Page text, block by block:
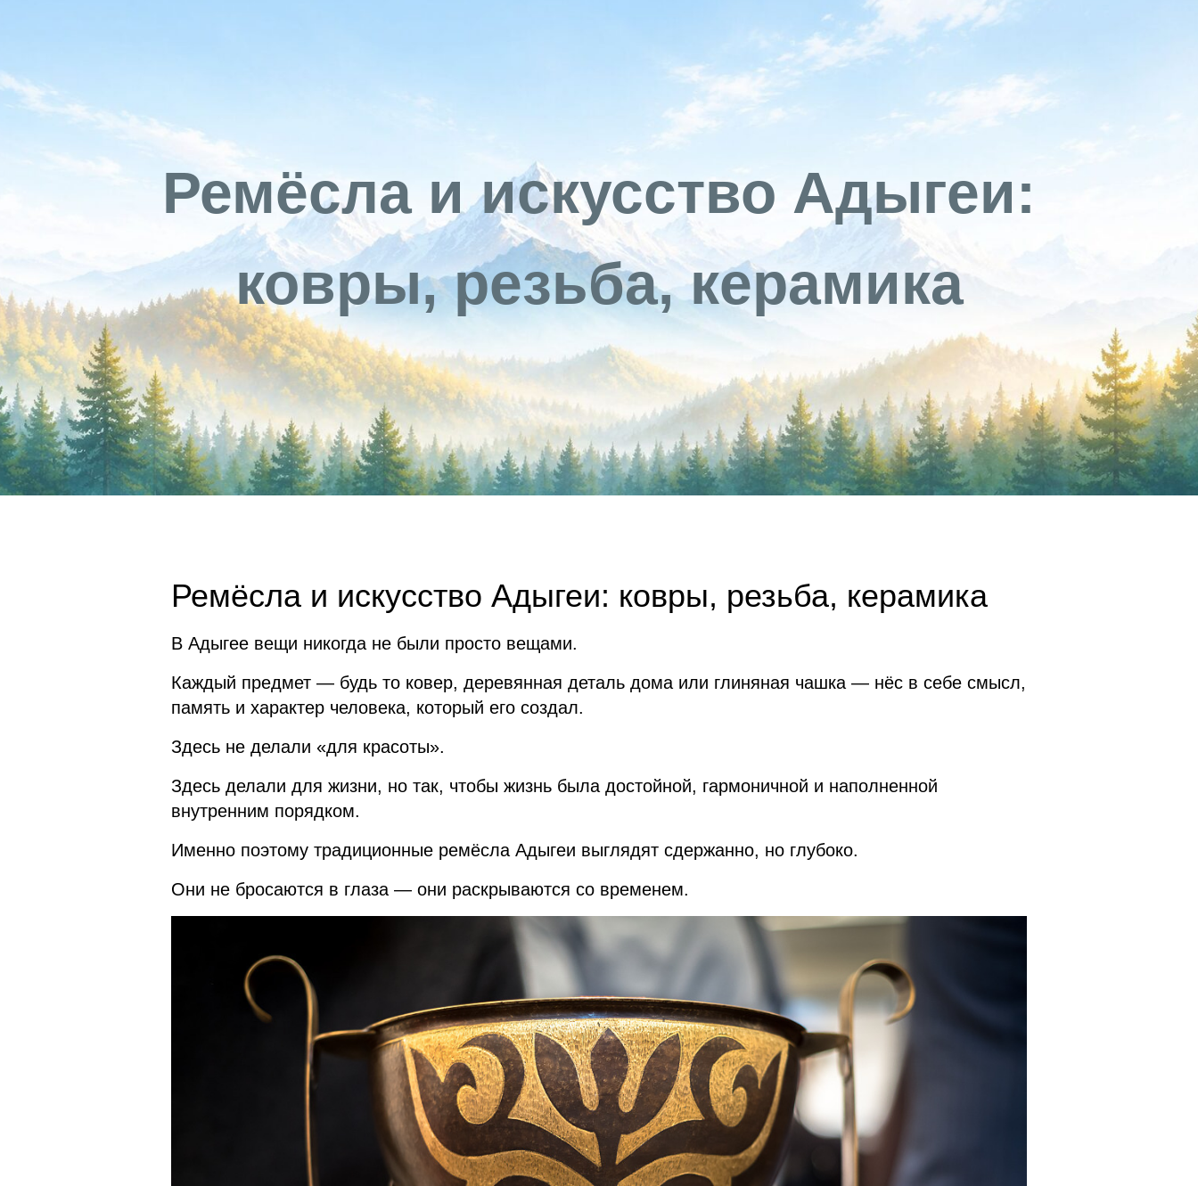
Ремёсла и искусство Адыгеи:
ковры, резьба, керамика
Ремёсла и искусство Адыгеи: ковры, резьба, керамика
В Адыгее вещи никогда не были просто вещами.
Каждый предмет — будь то ковер, деревянная деталь дома или глиняная чашка — нёс в себе смысл,
память и характер человека, который его создал.
Здесь не делали «для красоты».
Здесь делали для жизни, но так, чтобы жизнь была достойной, гармоничной и наполненной
внутренним порядком.
Именно поэтому традиционные ремёсла Адыгеи выглядят сдержанно, но глубоко.
Они не бросаются в глаза — они раскрываются со временем.